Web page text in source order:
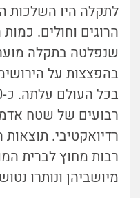
לתקלה היו השלכות
הרוגים וחולים.
בהפצצות על
רבועים של שטח
רדיואקטיבי.
רבות מחוץ לברית
מיושביהן ונותרו